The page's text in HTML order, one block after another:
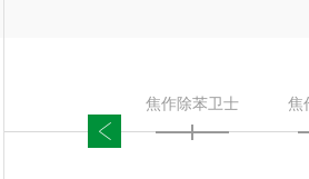
焦作除苯卫士 焦